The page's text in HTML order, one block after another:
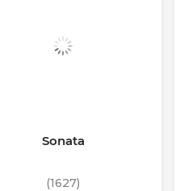
Sonata
(1627)